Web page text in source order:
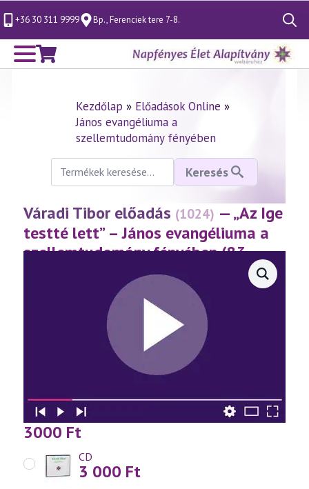
+36 30 311 9999 Bp., Ferenciek tere 7-8.
Search
for:
Kezdőlap » Előadások Online »
János evangéliuma a
szellemtudomány fényében
Keresés
következőre:
Keresés
Váradi Tibor előadás (1024) — „Az Ige
testté lett” – János evangéliuma a
szellemtudomány fényében (83.
(2024.12.07.)
3000 Ft
CD
3 000 Ft